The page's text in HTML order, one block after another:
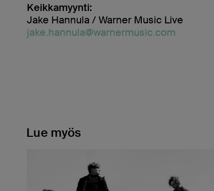
Keikkamyynti:
Jake Hannula / Warner Music Live
jake.hannula@warnermusic.com
Lue myös